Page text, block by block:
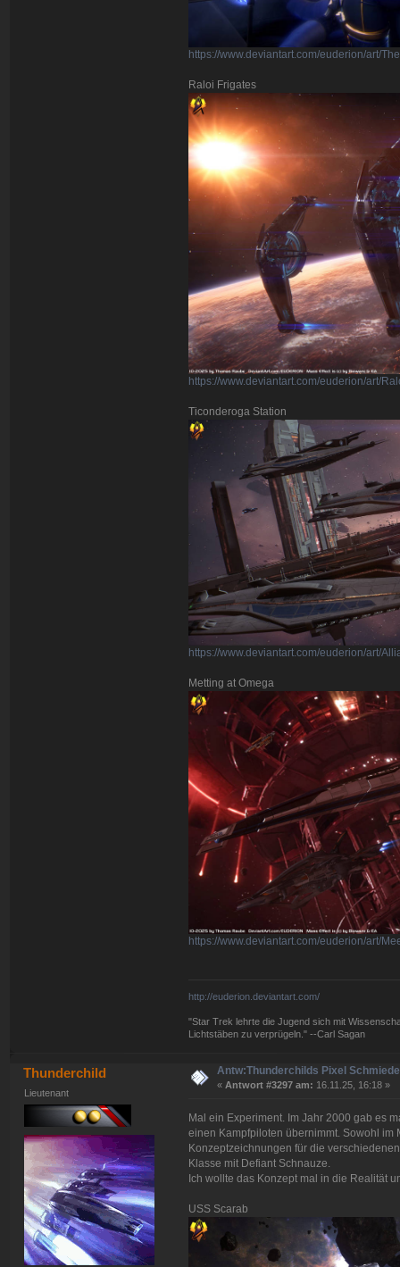
https://www.deviantart.com/euderion/art/
Raloi Frigates
https://www.deviantart.com/euderion/art/
Ticonderoga Station
https://www.deviantart.com/euderion/art/
Metting at Omega
https://www.deviantart.com/euderion/art/
http://euderion.deviantart.com/
"Star Trek lehrte die Jugend sich mit
Lichtstäben zu verprügeln." --Carl Sagan
Thunderchild
Lieutenant
Antw:Thunderchilds Pixel Schmiede
« Antwort #3297 am: 16.11.25, 16:18 »
Mal ein Experiment. Im Jahr 2000 gab es
einen Kampfpiloten übernimmt. Sowohl im
Konzeptzeichnungen für die
Klasse mit Defiant Schnauze.
Ich wollte das Konzept mal in die Realität
USS Scarab